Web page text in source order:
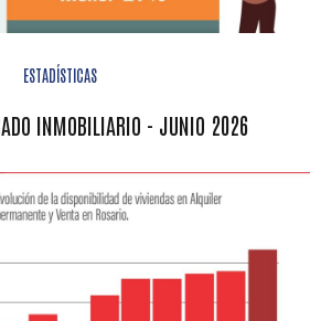
ESTADÍSTICAS
INMOBILIARIO - JUNIO 2026